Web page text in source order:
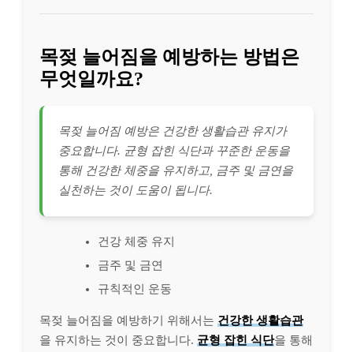
목젖 늘어짐을 예방하는 방법은
무엇일까요?
목젖 늘어짐 예방은 건강한 생활습관 유지가
중요합니다. 균형 잡힌 식단과 꾸준한 운동을
통해 건강한 체중을 유지하고, 금주 및 금연을
실천하는 것이 도움이 됩니다.
건강 체중 유지
금주 및 금연
규칙적인 운동
목젖 늘어짐을 예방하기 위해서는 건강한 생활습관
을 유지하는 것이 중요합니다. 균형 잡힌 식단을 통해